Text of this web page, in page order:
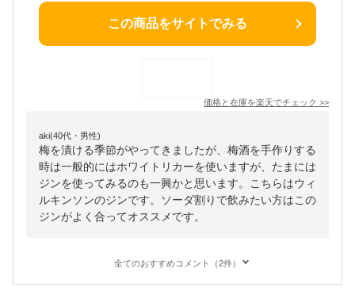
この商品をサイトでみる
価格と在庫を楽天でチェック >>
aki(40代・男性)
梅を漬ける季節がやってきましたが、梅酒を手作りする
時は一般的にはホワイトリカーを使いますが、たまには
ジンを使ってみるのも一興かと思います。こちらはウィ
ルキンソンのジンです。ソーダ割りで飲みたい方はこの
ジンがよく合ってオススメです。
全てのおすすめコメント（2件）